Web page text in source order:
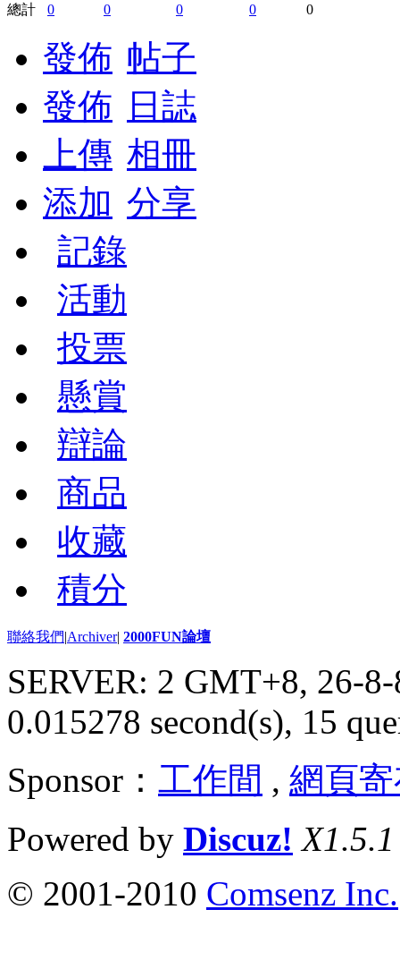
總計
0 0 0 0 0
發佈 帖子
發佈
日誌
上傳 相冊
添加 分享
記錄
活動
投票
懸賞
辯論
商品
收藏
積分
聯絡我們|Archiver| 2000FUN論壇
SERVER: 2 GMT+8, 26-
0.015278 second(s), 15
Sponsor： 工作間 , 網頁
Powered by Discuz! X1.5.1
© 2001-2010 Comsenz Inc.